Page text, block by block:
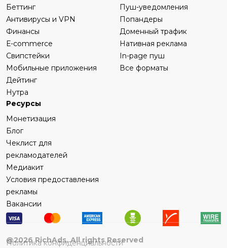
Беттинг
Антивирусы и VPN
Финансы
Е-commerce
Свипстейки
Мобильные приложения
Дейтинг
Нутра
Пуш-уведомления
Попандеры
Доменный трафик
Нативная реклама
In-page пуш
Все форматы
Ресурсы
Монетизация
Блог
Чеклист для
рекламодателей
Медиакит
Условия предоставления
рекламы
Вакансии
@2026RichAds, All rights Reserved
Политика конфиденциальности